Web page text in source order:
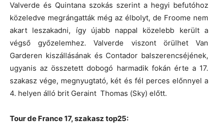
Valverde és Quintana szokás szerint a hegyi befutóhoz
közeledve megrángatták még az élbolyt, de Froome nem
akart leszakadni, így újabb nappal közelebb került a
végső győzelemhez. Valverde viszont örülhet Van
Garderen kiszállásának és Contador balszerencséjének,
ugyanis az összetett dobogó harmadik fokán érte a 17.
szakasz vége, megnyugtató, két és fél perces előnnyel a
4. helyen álló brit Geraint Thomas (Sky) előtt.
Tour de France 17, szakasz top25: